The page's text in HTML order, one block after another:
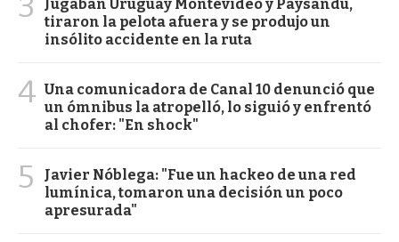
Jugaban Uruguay Montevideo y Paysandú,
tiraron la pelota afuera y se produjo un
insólito accidente en la ruta
4 Una comunicadora de Canal 10 denunció que
un ómnibus la atropelló, lo siguió y enfrentó
al chofer: "En shock"
5
Javier Nóblega: "Fue un hackeo de una red
lumínica, tomaron una decisión un poco
apresurada"